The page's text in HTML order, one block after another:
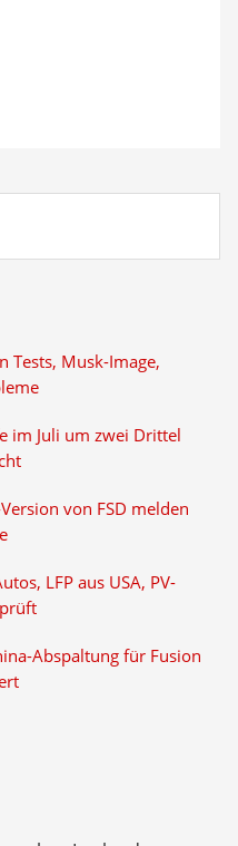
Tests, Musk-Image,
im Juli um zwei Drittel
von FSD melden
LFP aus USA, PV-
Abspaltung für Fusion